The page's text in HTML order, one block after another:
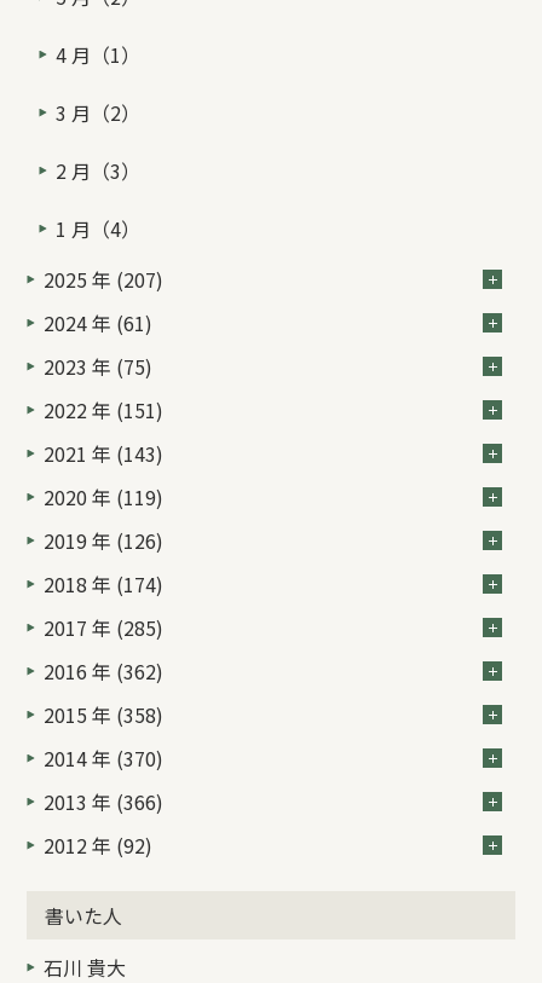
4 月（1）
3 月（2）
2 月（3）
1 月（4）
2025 年 (207)
2024 年 (61)
2023 年 (75)
2022 年 (151)
2021 年 (143)
2020 年 (119)
2019 年 (126)
2018 年 (174)
2017 年 (285)
2016 年 (362)
2015 年 (358)
2014 年 (370)
2013 年 (366)
2012 年 (92)
書いた人
石川 貴大